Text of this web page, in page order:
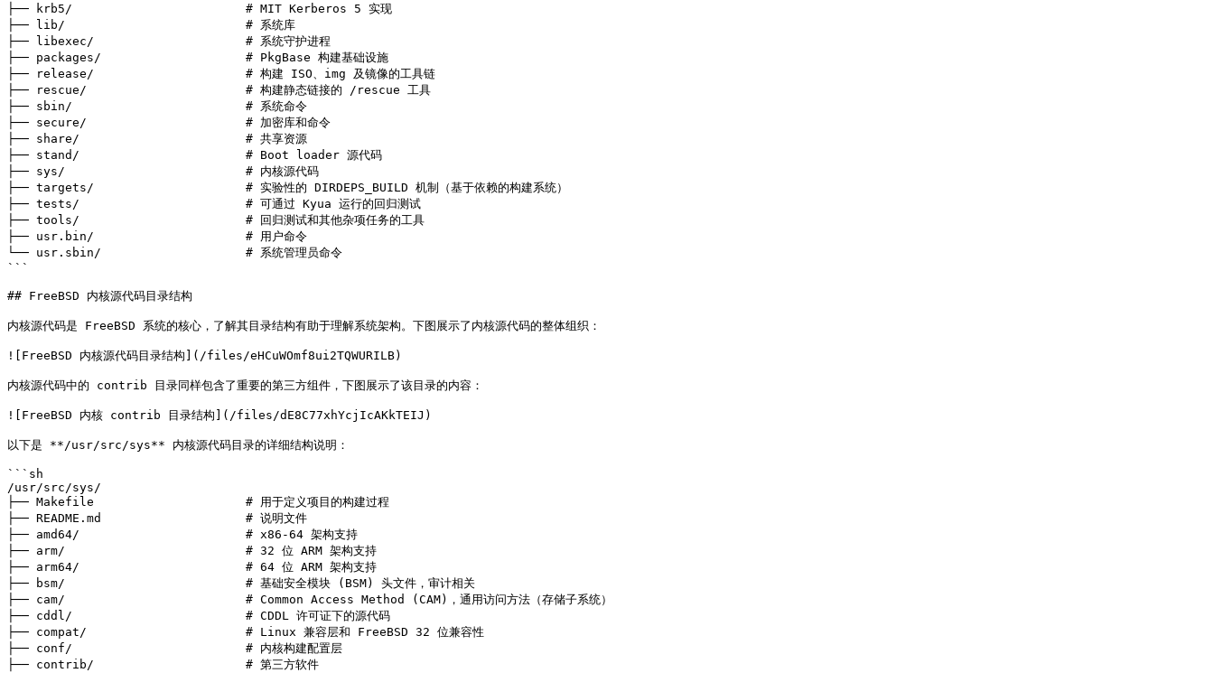
├── krb5/                        # MIT Kerberos 5 实现
├── lib/                         # 系统库
├── libexec/                     # 系统守护进程
├── packages/                    # PkgBase 构建基础设施
├── release/                     # 构建 ISO、img 及镜像的工具链
├── rescue/                      # 构建静态链接的 /rescue 工具
├── sbin/                        # 系统命令
├── secure/                      # 加密库和命令
├── share/                       # 共享资源
├── stand/                       # Boot loader 源代码
├── sys/                         # 内核源代码
├── targets/                     # 实验性的 DIRDEPS_BUILD 机制（基于依赖的构建系统）
├── tests/                       # 可通过 Kyua 运行的回归测试
├── tools/                       # 回归测试和其他杂项任务的工具
├── usr.bin/                     # 用户命令
└── usr.sbin/                    # 系统管理员命令
```
## FreeBSD 内核源代码目录结构
内核源代码是 FreeBSD 系统的核心，了解其目录结构有助于理解系统架构。下图展示了内核源代码的整体组织：
![FreeBSD 内核源代码目录结构](/files/eHCuWOmf8ui2TQWURILB)
内核源代码中的 contrib 目录同样包含了重要的第三方组件，下图展示了该目录的内容：
![FreeBSD 内核 contrib 目录结构](/files/dE8C77xhYcjIcAKkTEIJ)
以下是 **/usr/src/sys** 内核源代码目录的详细结构说明：
```sh
/usr/src/sys/
├── Makefile                     # 用于定义项目的构建过程
├── README.md                    # 说明文件
├── amd64/                       # x86-64 架构支持
├── arm/                         # 32 位 ARM 架构支持
├── arm64/                       # 64 位 ARM 架构支持
├── bsm/                         # 基础安全模块 (BSM) 头文件，审计相关
├── cam/                         # Common Access Method (CAM)，通用访问方法（存储子系统）
├── cddl/                        # CDDL 许可证下的源代码
├── compat/                      # Linux 兼容层和 FreeBSD 32 位兼容性
├── conf/                        # 内核构建配置层
├── contrib/                     # 第三方软件